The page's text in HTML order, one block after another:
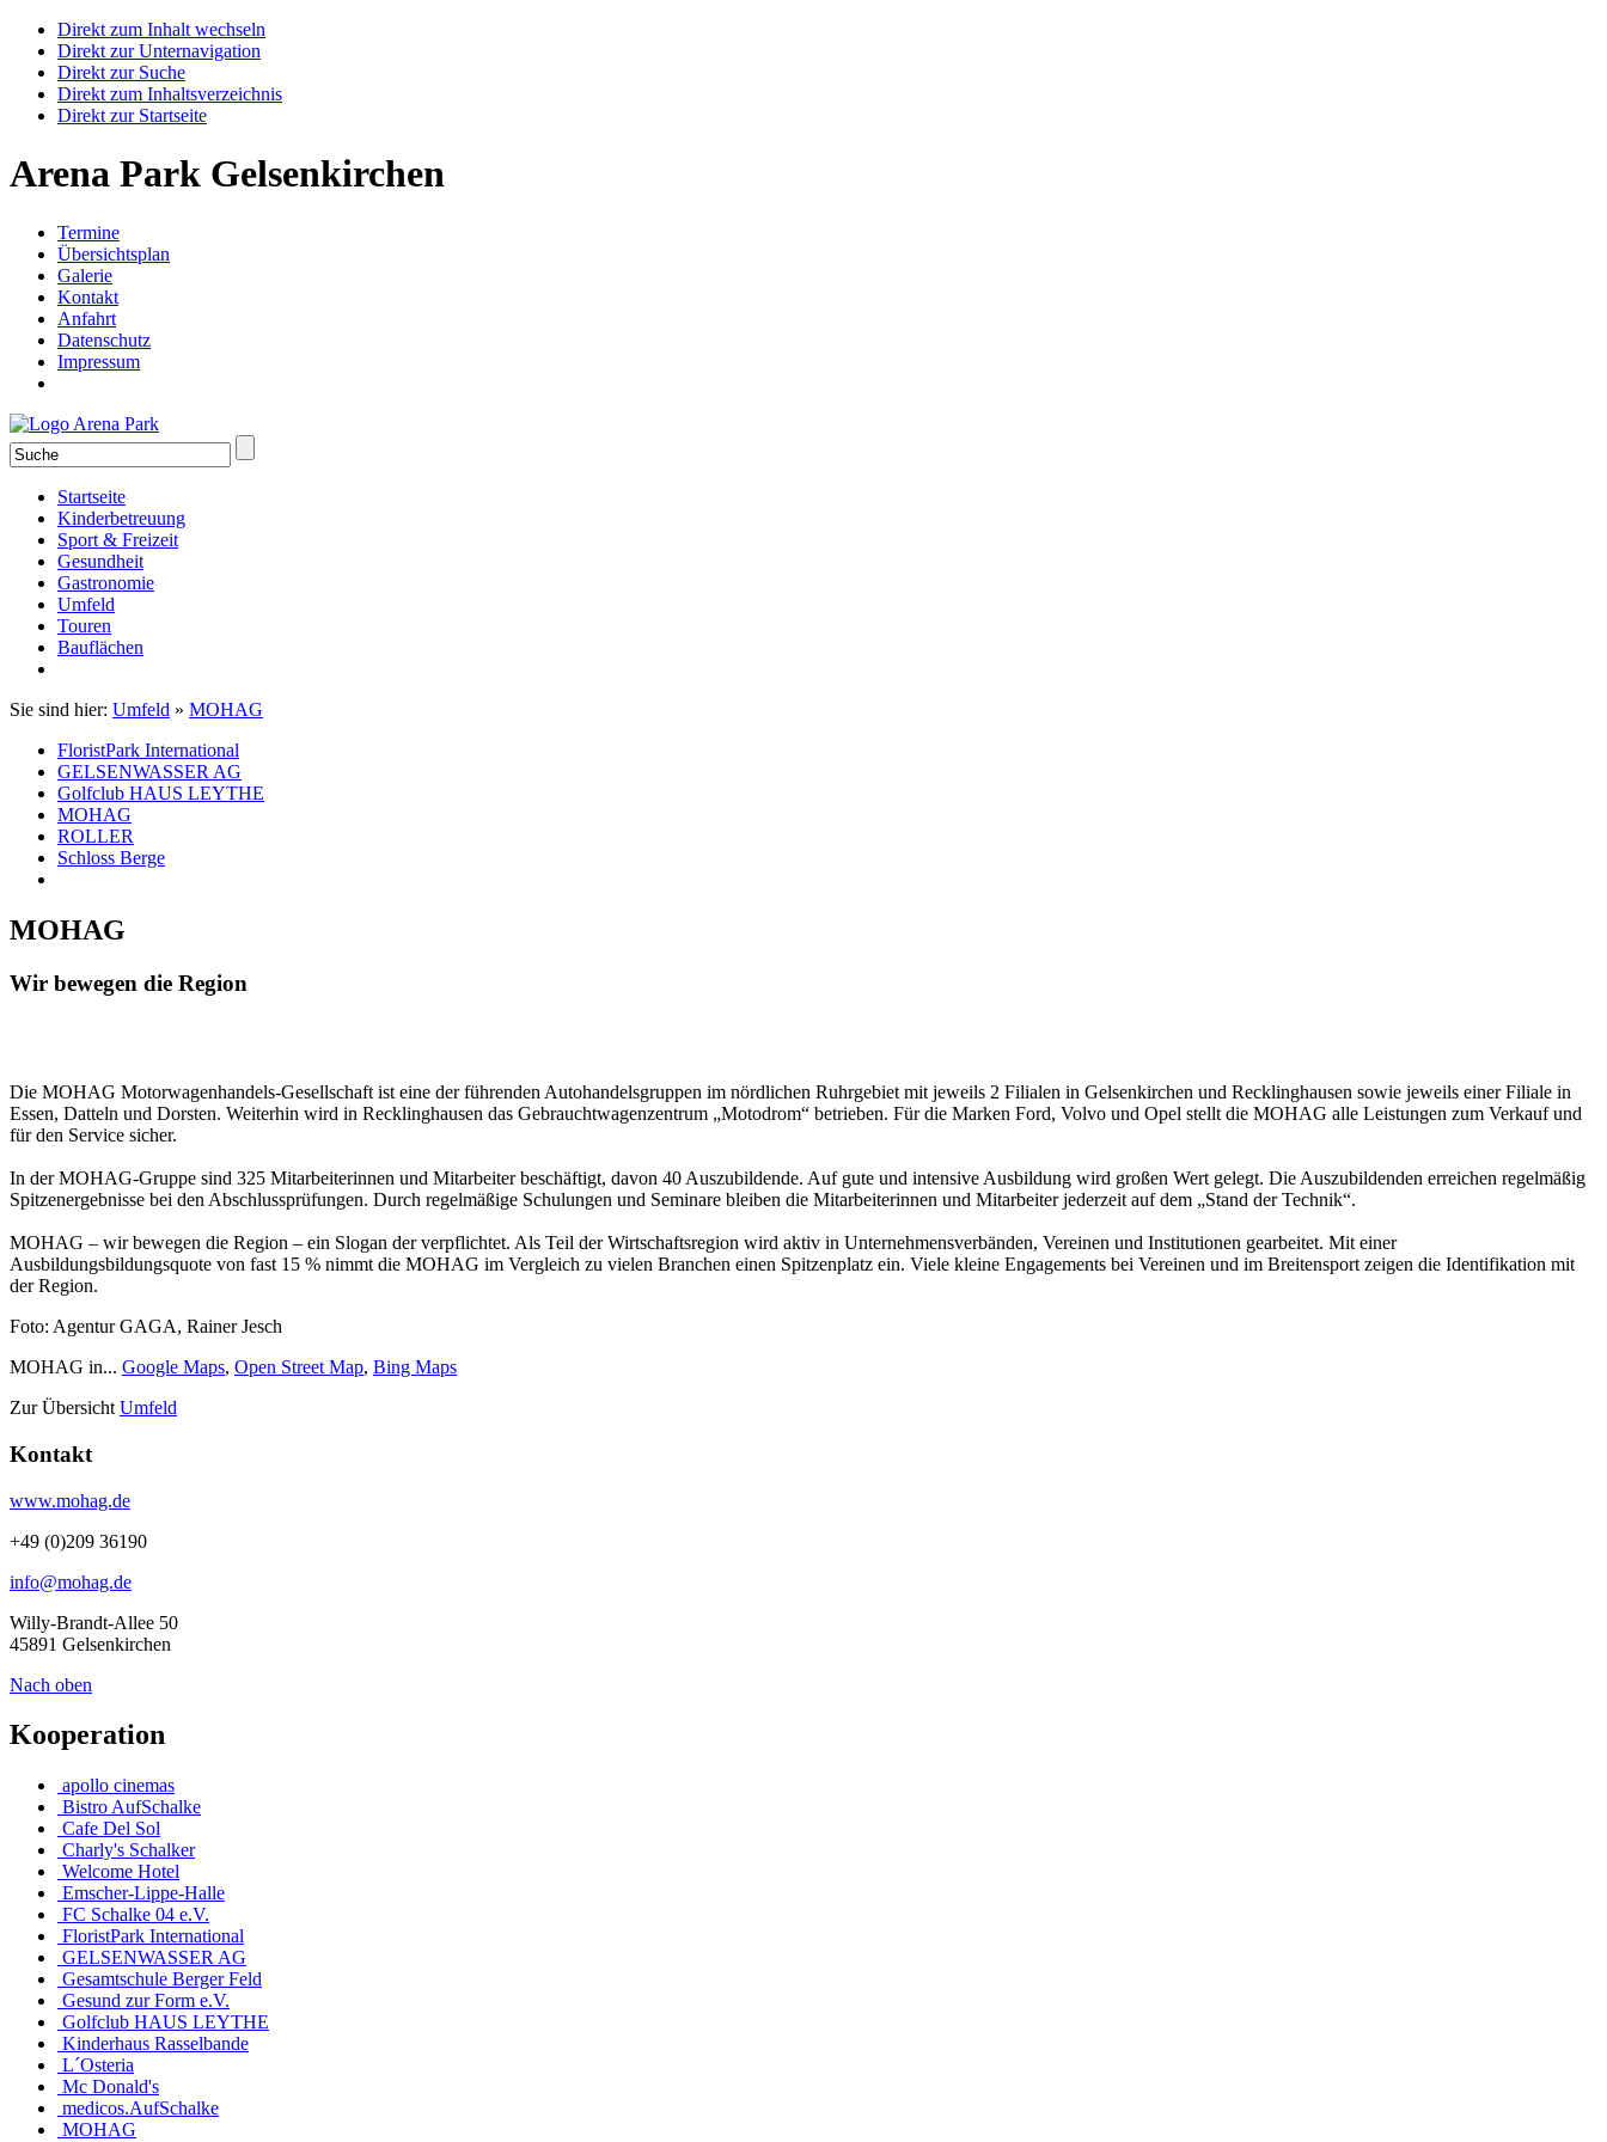
Direkt zum Inhalt wechseln
Direkt zur Unternavigation
Direkt zur Suche
Direkt zum Inhaltsverzeichnis
Direkt zur Startseite
Arena Park Gelsenkirchen
Termine
Übersichtsplan
Galerie
Kontakt
Anfahrt
Datenschutz
Impressum
Startseite
Kinderbetreuung
Sport & Freizeit
Gesundheit
Gastronomie
Umfeld
Touren
Bauflächen
Sie sind hier: Umfeld » MOHAG
FloristPark International
GELSENWASSER AG
Golfclub HAUS LEYTHE
MOHAG
ROLLER
Schloss Berge
MOHAG
Wir bewegen die Region
Die MOHAG Motorwagenhandels-Gesellschaft ist eine der führenden Autohandelsgruppen im nördlichen Ruhrgebiet mit jeweils 2 Filialen in Gelsenkirchen und Recklinghausen sowie jeweils einer Filiale in
Essen, Datteln und Dorsten. Weiterhin wird in Recklinghausen das Gebrauchtwagenzentrum „Motodrom“ betrieben. Für die Marken Ford, Volvo und Opel stellt die MOHAG alle Leistungen zum Verkauf und
für den Service sicher.
In der MOHAG-Gruppe sind 325 Mitarbeiterinnen und Mitarbeiter beschäftigt, davon 40 Auszubildende. Auf gute und intensive Ausbildung wird großen Wert gelegt. Die Auszubildenden erreichen regelmäßig
Spitzenergebnisse bei den Abschlussprüfungen. Durch regelmäßige Schulungen und Seminare bleiben die Mitarbeiterinnen und Mitarbeiter jederzeit auf dem „Stand der Technik“.
MOHAG – wir bewegen die Region – ein Slogan der verpflichtet. Als Teil der Wirtschaftsregion wird aktiv in Unternehmensverbänden, Vereinen und Institutionen gearbeitet. Mit einer
Ausbildungsbildungsquote von fast 15 % nimmt die MOHAG im Vergleich zu vielen Branchen einen Spitzenplatz ein. Viele kleine Engagements bei Vereinen und im Breitensport zeigen die Identifikation mit
der Region.
Foto: Agentur GAGA, Rainer Jesch
MOHAG in... Google Maps, Open Street Map, Bing Maps
Zur Übersicht Umfeld
Kontakt
www.mohag.de
+49 (0)209 36190
info@mohag.de
Willy-Brandt-Allee 50
45891 Gelsenkirchen
Nach oben
Kooperation
apollo cinemas
Bistro AufSchalke
Cafe Del Sol
Charly's Schalker
Welcome Hotel
Emscher-Lippe-Halle
FC Schalke 04 e.V.
FloristPark International
GELSENWASSER AG
Gesamtschule Berger Feld
Gesund zur Form e.V.
Golfclub HAUS LEYTHE
Kinderhaus Rasselbande
L´Osteria
Mc Donald's
medicos.AufSchalke
MOHAG